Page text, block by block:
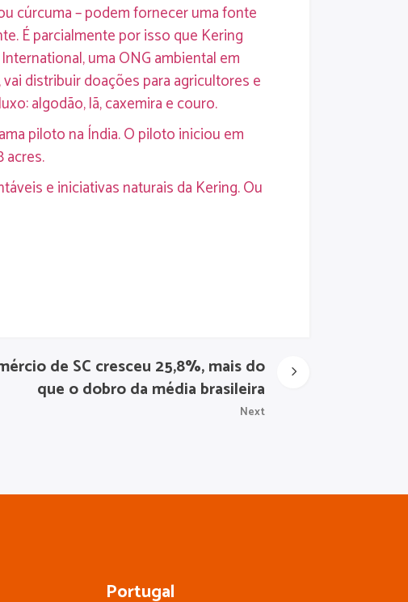
cúrcuma – podem fornecer uma fonte
É parcialmente por isso que Kering
uma ONG ambiental em
distribuir doações para agricultores e
algodão, lã, caxemira e couro.
piloto na Índia. O piloto iniciou em
acres.
​​e iniciativas naturais da Kering. Ou
de SC cresceu 25,8%, mais do
que o dobro da média brasileira
Next
Portugal